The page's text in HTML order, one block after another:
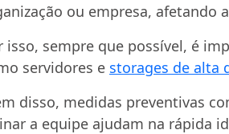
ou empresa, afetando
isso, sempre que possível, é
servidores e storages de alta
disso, medidas preventivas
a equipe ajudam na rápida